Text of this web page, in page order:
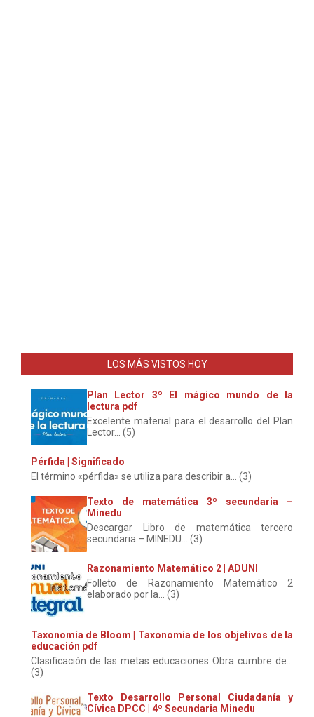
LOS MÁS VISTOS HOY
Plan Lector 3º El mágico mundo de la
lectura pdf
Excelente material para el desarrollo del Plan
Lector... (5)
Pérfida | Significado
El término «pérfida» se utiliza para describir a... (3)
Texto de matemática 3º secundaria –
Minedu
Descargar Libro de matemática tercero
secundaria – MINEDU... (3)
Razonamiento Matemático 2 | ADUNI
Folleto de Razonamiento Matemático 2
elaborado por la... (3)
Taxonomía de Bloom | Taxonomía de los objetivos de la
educación pdf
Clasificación de las metas educaciones Obra cumbre de...
(3)
Texto Desarrollo Personal Ciudadanía y
Cívica DPCC | 4º Secundaria Minedu